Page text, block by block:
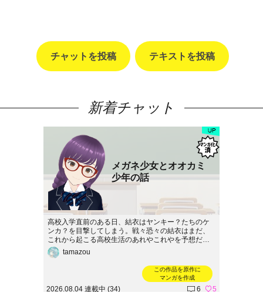
チャットを投稿 テキストを投稿
新着チャット
メガネ少女とオオカミ
少年の話
高校入学直前のある日、結衣はヤンキー？たちのケ
ンカ？を目撃してしまう。戦々恐々の結衣はまだ、
これから起こる高校生活のあれやこれやを予想だに
できなかった！…みたいな話。マンガ版https://storie.
jp/creator/comics/208
tamazou
この作品を原作に
マンガを作成
2026.08.04 連載中 (34) 6
5